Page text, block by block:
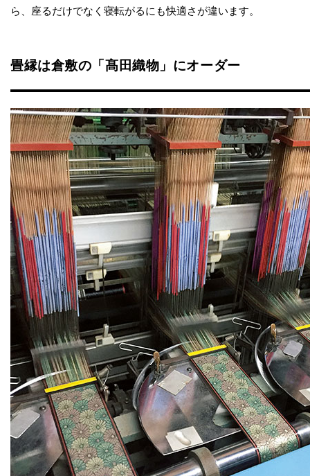
ら、座るだけでなく寝転がるにも快適さが違います。
畳縁は倉敷の「髙田織物」にオーダー